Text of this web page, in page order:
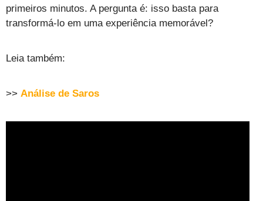
primeiros minutos. A pergunta é: isso basta para
transformá-lo em uma experiência memorável?
Leia também:
>> Análise de Saros